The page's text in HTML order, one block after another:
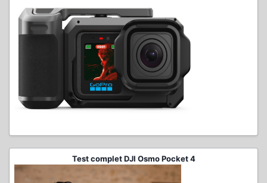
Test complet DJI Osmo Pocket 4